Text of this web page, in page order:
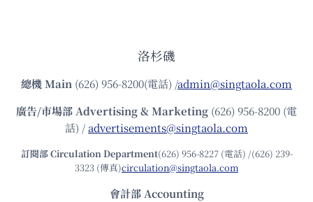
洛杉磯
總機Main (626) 956-8200(電話) /admin@singtaola.com
廣告/市場部Advertising & Marketing (626) 956-8200 (電
話) /advertisements@singtaola.com
訂閱部 Circulation Department(626) 956-8227 (電話) /(626) 239-
3323 (傳真)circulation@singtaola.com
會計部 Accounting